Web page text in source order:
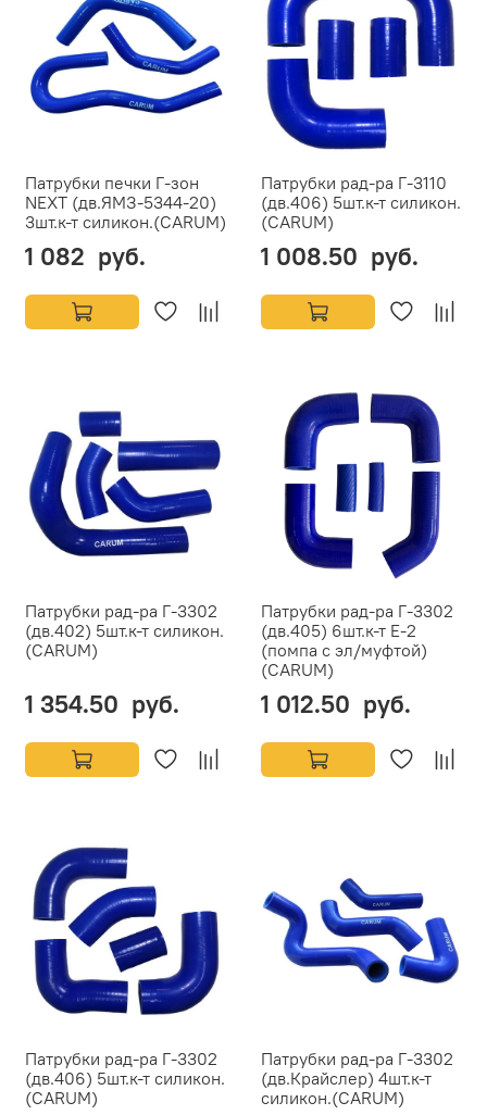
Патрубки печки Г-зон
NEXT (дв.ЯМЗ-5344-20)
3шт.к-т силикон.(CARUM)
1 082 руб.
Патрубки рад-ра Г-3110
(дв.406) 5шт.к-т силикон.
(CARUM)
1 008.50 руб.
Патрубки рад-ра Г-3302
(дв.402) 5шт.к-т силикон.
(CARUM)
1 354.50 руб.
Патрубки рад-ра Г-3302
(дв.405) 6шт.к-т Е-2
(помпа с эл/муфтой)
(CARUM)
1 012.50 руб.
Патрубки рад-ра Г-3302
(дв.406) 5шт.к-т силикон.
(CARUM)
Патрубки рад-ра Г-3302
(дв.Крайслер) 4шт.к-т
силикон.(CARUM)